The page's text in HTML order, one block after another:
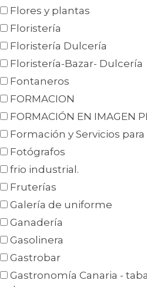
Flores y plantas
Floristería
Floristería Dulcería
Floristería-Bazar- Dulcería
Fontaneros
FORMACION
FORMACIÓN EN IMAGEN
Formación y Servicios
Fotógrafos
frio industrial.
Fruterías
Galería de uniforme
Ganadería
Gasolinera
Gastrobar
Gastronomía Canaria -